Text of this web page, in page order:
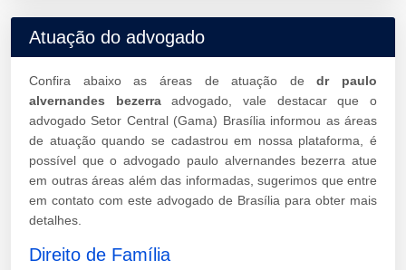
Atuação do advogado
Confira abaixo as áreas de atuação dedr paulo
alvernandes bezerraadvogado, vale destacar que o
advogado Setor Central (Gama) Brasília informou as áreas
de atuação quando se cadastrou em nossa plataforma, é
possível que o advogado paulo alvernandes bezerra atue
em outras áreas além das informadas, sugerimos que entre
em contato com este advogado de Brasília para obter mais
detalhes.
Direito de Família